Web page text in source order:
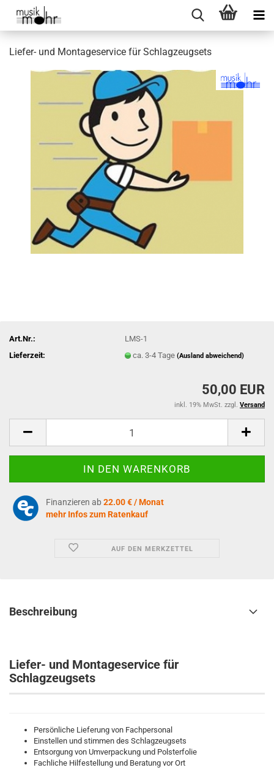
Liefer- und Montageservice für Schlagzeugsets
Art.Nr.:
LMS-1
Lieferzeit:
ca. 3-4 Tage(Ausland abweichend)
50,00 EUR
inkl. 19% MwSt. zzgl. Versand
Finanzieren ab 22.00 € / Monat
mehr Infos zum Ratenkauf
AUF DEN MERKZETTEL
Beschreibung
Liefer- und Montageservice für
Schlagzeugsets
Persönliche Lieferung von Fachpersonal
Einstellen und stimmen des Schlagzeugsets
Entsorgung von Umverpackung und Polsterfolie
Fachliche Hilfestellung und Beratung vor Ort